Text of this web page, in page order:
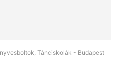
Tánciskolák - Budapest